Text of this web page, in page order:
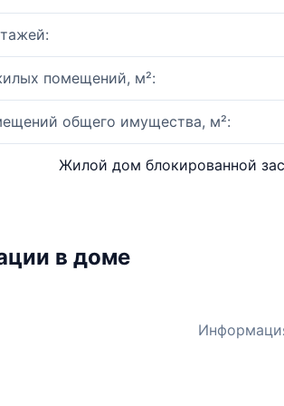
помещений, м²:
общего имущества, м²:
Жилой дом блокированной
в доме